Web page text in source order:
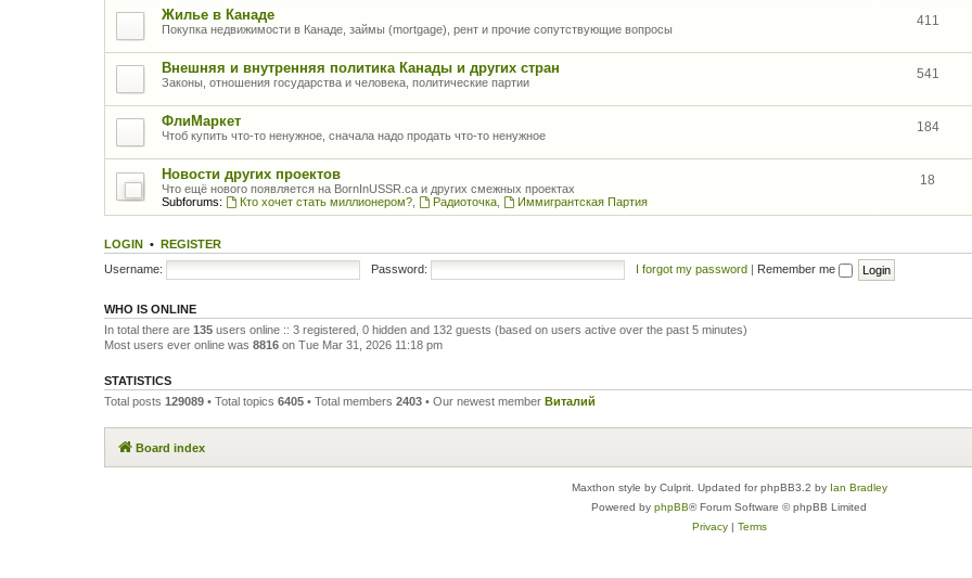
Жилье в Канаде
Покупка недвижимости в Канаде, займы (mortgage), рент и прочие сопутствующие вопросы
411
Внешняя и внутренняя политика Канады и других стран
Законы, отношения государства и человека, политические партии
541
ФлиМаркет
Чтоб купить что-то ненужное, сначала надо продать что-то ненужное
184
Новости других проектов
Что ещё нового появляется на BornInUSSR.ca и других смежных проектах
Subforums:
Кто хочет стать миллионером?, Радиоточка, Иммигрантская Партия
18
LOGIN • REGISTER
Username:
Password: I forgot my password | Remember me
WHO IS ONLINE
In total there are 135 users online :: 3 registered, 0 hidden and 132 guests (based on users active over the past 5 minutes)
Most users ever online was 8816 on Tue Mar 31, 2026 11:18 pm
STATISTICS
Total posts 129089 • Total topics 6405 • Total members 2403 • Our newest member Виталий
Board index
Maxthon style by Culprit. Updated for phpBB3.2 by Ian Bradley
Powered by phpBB® Forum Software © phpBB Limited
Privacy| Terms